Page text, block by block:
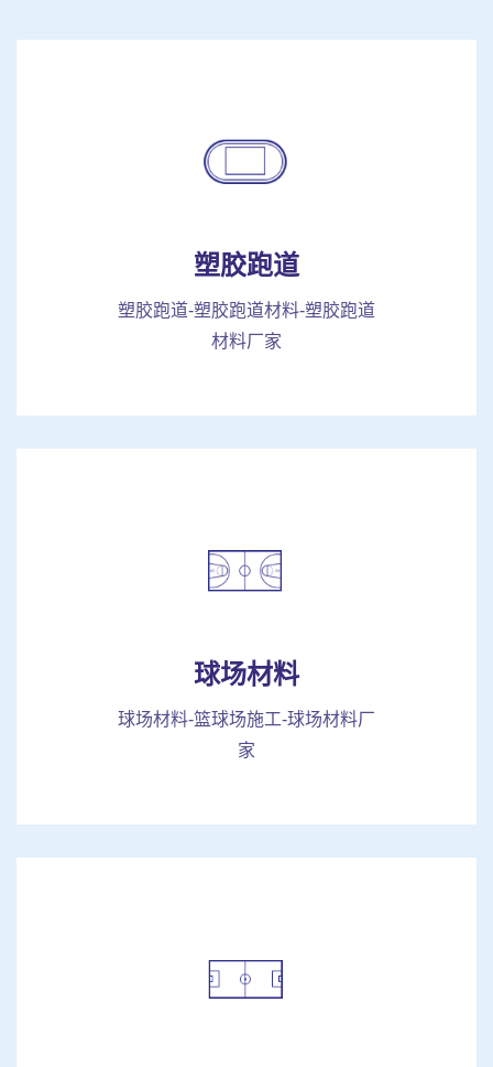
塑胶跑道
塑胶跑道-塑胶跑道材料-塑胶跑道
材料厂家
球场材料
球场材料-篮球场施工-球场材料厂
家